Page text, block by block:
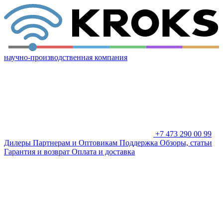
научно-производственная компания
+7 473 290 00 99
Дилеры Партнерам и Оптовикам Поддержка Обзоры, статьи
Гарантия и возврат Оплата и доставка